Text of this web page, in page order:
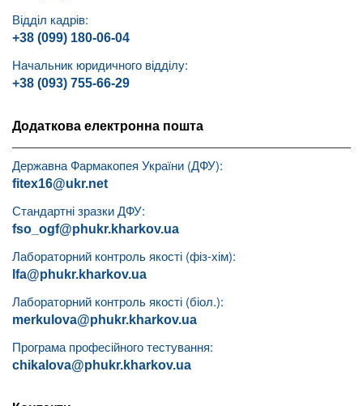
Відділ кадрів:
+38 (099) 180-06-04
Начальник юридичного відділу:
+38 (093) 755-66-29
Додаткова електронна пошта
Державна Фармакопея України (ДФУ):
fitex16@ukr.net
Стандартні зразки ДФУ:
fso_ogf@phukr.kharkov.ua
Лабораторний контроль якості (фіз-хім):
lfa@phukr.kharkov.ua
Лабораторний контроль якості (біол.):
merkulova@phukr.kharkov.ua
Програма професійного тестування:
chikalova@phukr.kharkov.ua